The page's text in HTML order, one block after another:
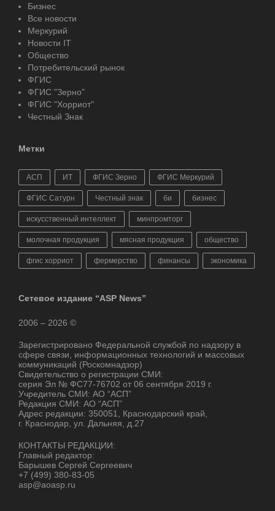
Бизнес
Все новости
Меркурий
Новости IT
Общество
Потребительский рынок
ФГИС
ФГИС "Зерно"
ФГИС "Хорриот"
Честный Знак
Метки
АСП ИТ ФГИС Зерно ФГИС Меркурий
ФГИС Сатурн Честный знак би бизнес
искусственный интеллект минпромторг
молочная продукция мясная продукция общество
фгис хорриот фермерство финансы экономика
Сетевое издание “ASP News”
2006 – 2026 ©
Зарегистрировано Федеральной службой по надзору в
сфере связи, информационных технологий и массовых
коммуникаций (Роскомнадзор)
Свидетельство о регистрации СМИ:
серия Эл № ФС77-76702 от 06 сентября 2019 г.
Учредитель СМИ: АО “АСП”
Редакция СМИ: АО “АСП”
Адрес редакции: 350051, Краснодарский край,
г. Краснодар, ул. Дальняя, д.27
КОНТАКТЫ РЕДАКЦИИ:
Главный редактор:
Барышев Сергей Сергеевич
+7 (499) 380-83-05
asp@aoasp.ru